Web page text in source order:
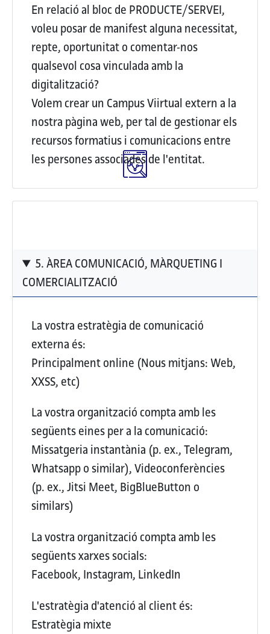
En relació al bloc de PRODUCTE/SERVEI,
voleu posar de manifest alguna necessitat,
repte, oportunitat o comentar-nos
qualsevol cosa vinculada amb la
digitalització?
Volem crear un Campus Viirtual extern a la
nostra pàgina web, per tal de gestionar els
recursos formatius i comunicacions entre
les persones associades de l'entitat.
5. ÀREA COMUNICACIÓ, MÀRQUETING I
COMERCIALITZACIÓ
La vostra estratègia de comunicació
externa és:
Principalment online (Nous mitjans: Web,
XXSS, etc)
La vostra organització compta amb les
següents eines per a la comunicació:
Missatgeria instantània (p. ex., Telegram,
Whatsapp o similar), Videoconferències
(p. ex., Jitsi Meet, BigBlueButton o
similars)
La vostra organització compta amb les
següents xarxes socials:
Facebook, Instagram, LinkedIn
L'estratègia d'atenció al client és:
Estratègia mixte